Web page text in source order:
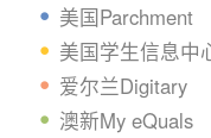
美国Parchment
美国学生信息中
爱尔兰Digitary
澳新My eQuals